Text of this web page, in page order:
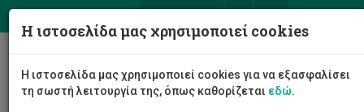
Η ιστοσελίδα μας χρησιμοποιεί cookies
Η ιστοσελίδα μας χρησιμοποιεί cookies για να εξασφαλίσει
τη σωστή λειτουργία της, όπως καθορίζεται εδώ.